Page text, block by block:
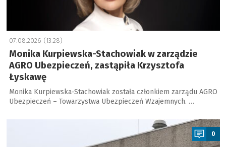
07.08.2026 (13:28)
Monika Kurpiewska-Stachowiak w zarządzie
AGRO Ubezpieczeń, zastąpiła Krzysztofa
Łyskawę
Monika Kurpiewska-Stachowiak została członkiem zarządu AGRO
Ubezpieczeń – Towarzystwa Ubezpieczeń Wzajemnych. …
0